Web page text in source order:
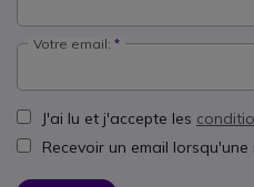
Votre email:
J'ai lu et j'accepte les
Recevoir un email